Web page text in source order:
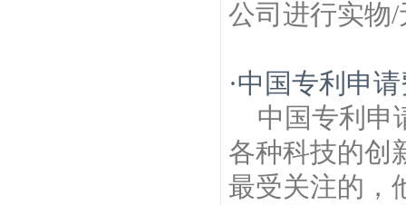
公司进行实物
·中国专利申
中国专利申
各种科技的创
最受关注的，